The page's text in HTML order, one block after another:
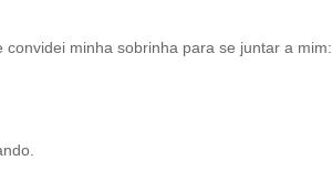
minha sobrinha para se juntar a mim: